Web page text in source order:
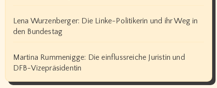
Lena Wurzenberger: Die Linke-Politikerin und ihr Weg in
den Bundestag
Martina Rummenigge: Die einflussreiche Juristin und
DFB-Vizepräsidentin